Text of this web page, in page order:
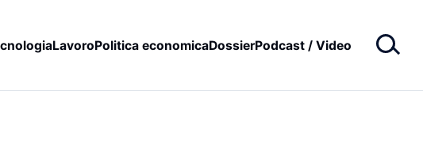
LavoroPolitica economicaDossierPodcast / Video